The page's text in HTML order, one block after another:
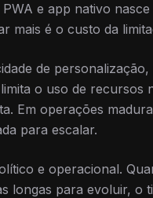
e app nativo
mais é o custo da
de
o uso de
Em operações
para escalar.
e operacional.
longas para evoluir, o